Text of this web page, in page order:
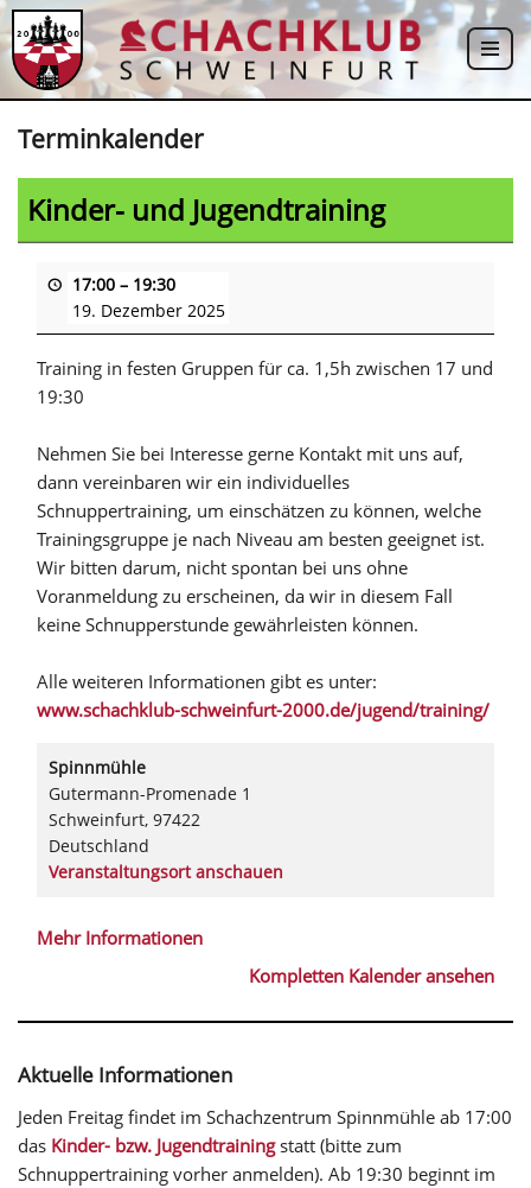
Zum
Inhalt
Terminkalender
Kinder- und Jugendtraining
17:00 – 19:30
19. Dezember 2025
Training in festen Gruppen für ca. 1,5h zwischen 17 und
19:30
Nehmen Sie bei Interesse gerne Kontakt mit uns auf,
dann vereinbaren wir ein individuelles
Schnuppertraining, um einschätzen zu können, welche
Trainingsgruppe je nach Niveau am besten geeignet ist.
Wir bitten darum, nicht spontan bei uns ohne
Voranmeldung zu erscheinen, da wir in diesem Fall
keine Schnupperstunde gewährleisten können.
Alle weiteren Informationen gibt es unter:
www.schachklub-schweinfurt-2000.de/jugend/training/
Spinnmühle
Gutermann-Promenade 1
Schweinfurt, 97422
Deutschland
Veranstaltungsort anschauen
Mehr Informationen
Kompletten Kalender ansehen
Aktuelle Informationen
Jeden Freitag findet im Schachzentrum Spinnmühle ab 17:00
das Kinder- bzw. Jugendtrainingstatt (bitte zum
Schnuppertraining vorher anmelden). Ab 19:30 beginnt im